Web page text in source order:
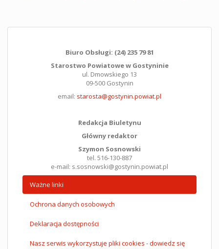
Biuro Obsługi: (24) 235 79 81
Starostwo Powiatowe w Gostyninie
ul. Dmowskiego 13
09-500 Gostynin
email: starosta@gostynin.powiat.pl
Redakcja Biuletynu
Główny redaktor
Szymon Sosnowski
tel. 516-130-887
e-mail: s.sosnowski@gostynin.powiat.pl
Ważne linki
Ochrona danych osobowych
Deklaracja dostępności
Nasz serwis wykorzystuje pliki cookies - dowiedz się